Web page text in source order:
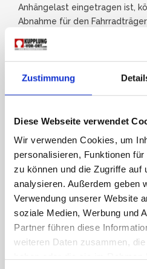
Zustimmung
Diese Webseite verwendet
Wir verwenden Cookies, um
personalisieren, Funktionen
zu können und die Zugriffe auf
analysieren. Außerdem geben
Verwendung unserer Website
soziale Medien, Werbung und
Partner führen diese
weiteren Daten zusammen,
Anhängelast eingetragen ist,
Abnahme für den